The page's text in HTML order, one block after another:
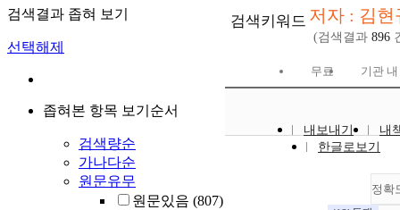
검색결과 좁혀 보기
선택해제
좁혀본 항목 보기순서
검색량순
가나다순
원문유무
원문있음 (807)
검색키워드 저자 : 김현
(검색결과 896
무료 기관
내보내기
내
한글로보기
정확